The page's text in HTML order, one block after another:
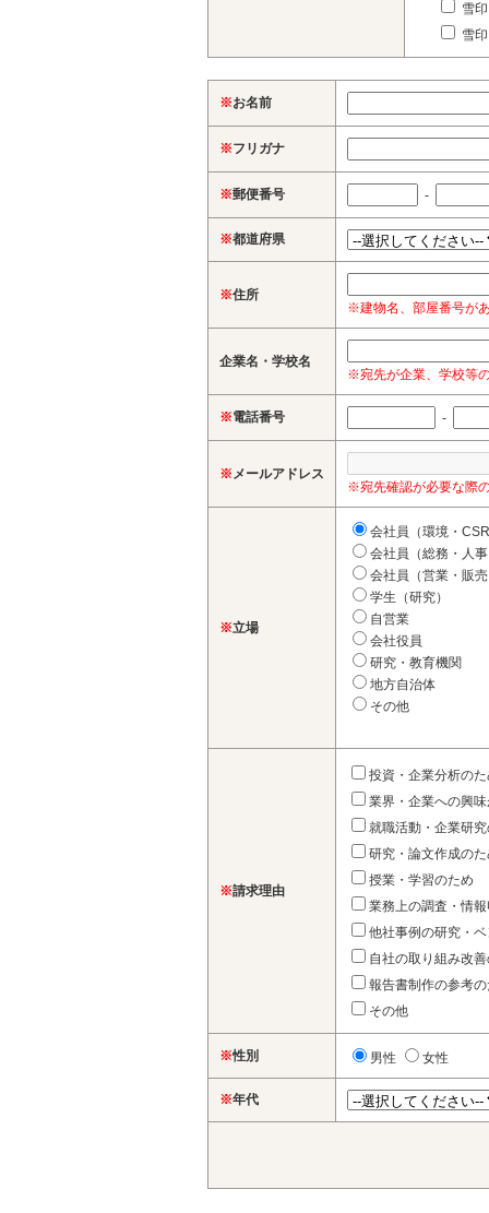
雪
雪
※お名前
※フリガナ
※郵便番号 -
※都道府県
※住所
※建物名、部屋番号が
企業名・学校名
※宛先が企業、学校等
※電話番号 -
※ メールアドレス
※宛先確認が必要な際
※立場
会社員（環境・
会社員（総務・人
会社員（営業・販
学生（研究）
自営業
会社役員
研究・教育機関
地方自治体
その他
※請求理由
投資・企業分析の
業界・企業への興
就職活動・企業研
研究・論文作成の
授業・学習のため
業務上の調査・情
他社事例の研究・
自社の取り組み改
報告書制作の参考
その他
※性別 男性 女性
※年代